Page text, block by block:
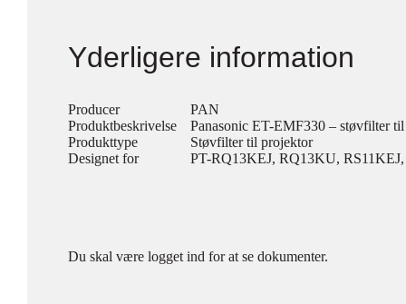
Yderligere information
Producer
PAN
Produktbeskrivelse
Panasonic ET-EMF330 – støvfilter
Produkttype
Støvfilter til projektor
Designet for
PT-RQ13KEJ, RQ13KU,
Du skal være logget ind for at se dokumenter.